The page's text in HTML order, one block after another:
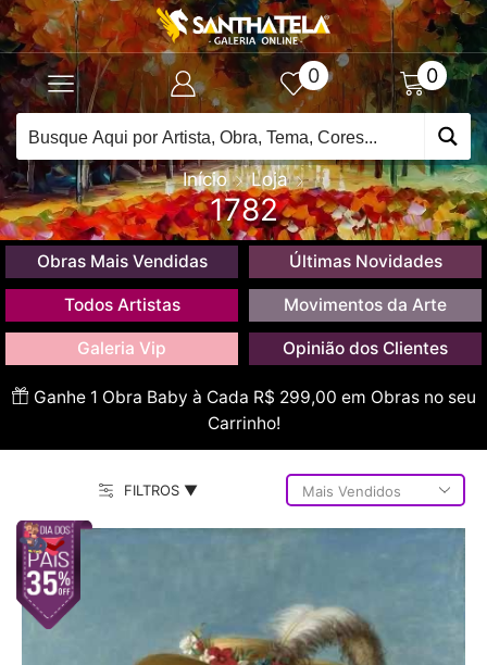
0 0
Início Loja
1782
Obras Mais Vendidas Últimas Novidades
Todos Artistas Movimentos da Arte
Galeria Vip Opinião dos Clientes
Ganhe 1 Obra Baby à Cada R$ 299,00 em Obras no seu
Carrinho!
FILTROS ▼